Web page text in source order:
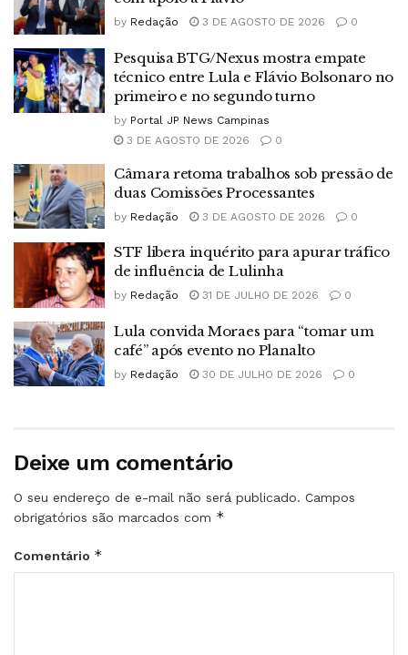
by Redação 3 DE AGOSTO DE 2026 0
Pesquisa BTG/Nexus mostra empate
técnico entre Lula e Flávio Bolsonaro no
primeiro e no segundo turno
by Portal JP News Campinas
3 DE AGOSTO DE 2026
0
Câmara retoma trabalhos sob pressão de
duas Comissões Processantes
by Redação 3 DE AGOSTO DE 2026 0
STF libera inquérito para apurar tráfico
de influência de Lulinha
by Redação 31 DE JULHO DE 2026 0
Lula convida Moraes para “tomar um
café” após evento no Planalto
by Redação 30 DE JULHO DE 2026 0
Deixe um comentário
O seu endereço de e-mail não será publicado. Campos
obrigatórios são marcados com *
Comentário *